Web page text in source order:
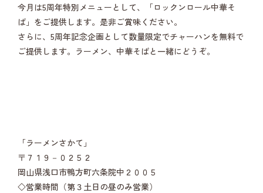
今月は5周年特別メニューとして、「ロックンロール中華そ
ば」をご提供します。是非ご賞味ください。
さらに、5周年記念企画として数量限定でチャーハンを無料で
ご提供します。ラーメン、中華そばと一緒にどうぞ。
「ラーメンさかて」
〒７１９－０２５２
岡山県浅口市鴨方町六条院中２００５
◇営業時間（第３土日の昼のみ営業）